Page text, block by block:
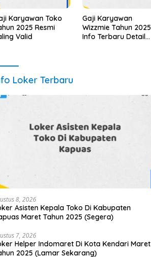
Karyawan Toko
2025 Resmi
Valid
Gaji Karyawan
Wizzmie Tahun 2025
Info Terbaru Detail
Loker Terbaru
8, 2026
Asisten Kepala Toko Di Kabupaten
Maret Tahun 2025 (Segera)
7, 2026
Helper Indomaret Di Kota Kendari Maret
2025 (Lamar Sekarang)